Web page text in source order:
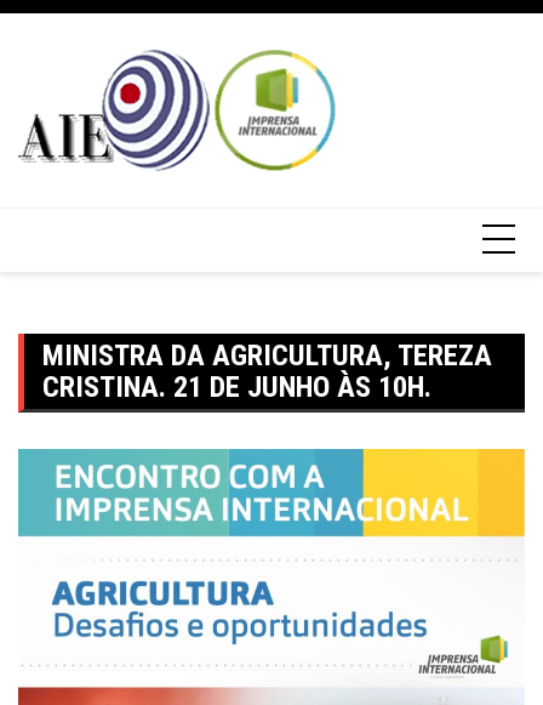
MINISTRA DA AGRICULTURA, TEREZA
CRISTINA. 21 DE JUNHO ÀS 10H.